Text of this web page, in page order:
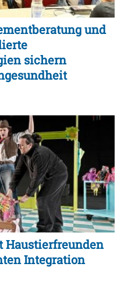
und
sichern
Haustierfreunden
Integration